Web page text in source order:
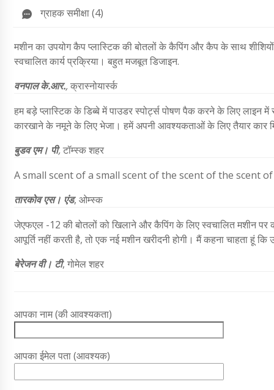
ग्राहक समीक्षा (4)
मशीन का उपयोग कैप प्लास्टिक की बोतलों के कैपिंग और कैप के साथ
स्वचालित कार्य प्रक्रिया। बहुत मजबूत डिजाइन.
वनपाल के.आर.,क्रास्नोयार्स्क
हम बड़े प्लास्टिक के डिब्बे में पाउडर स्पोर्ट्स पोषण पैक करने के लिए
कारखाने के नमूने के लिए भेजा। हमें अपनी आवश्यकताओं के लिए तैयार कार
बुडव एम। पी,टॉम्स्क शहर
A small scent of a small scent of the scent of the scent
तारकोव एस। एंड, ओम्स्क
जेएफएल -12 की बोतलों को खिलाने और कैपिंग के लिए स्वचालित मशीन पर
आपूर्ति नहीं करती है, तो एक नई मशीन खरीदनी होगी। मैं कहना चाहता हूं
बेरेजन वी। टी, गोमेल शहर
आपका नाम (की आवश्यकता)
आपका ईमेल पता (आवश्यक)